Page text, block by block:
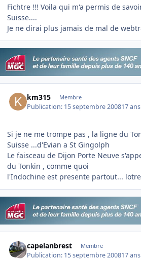
Fichtre !!! Voila qui m'a permis de
Suisse....
Je ne dirai plus jamais de mal de
km315 Membre
Publication: 15 septembre 200817 ans
Si je ne me trompe pas , la ligne du
Suisse ...d'Evian a St Gingolph
Le faisceau de Dijon Porte Neuve
du Tonkin , comme quoi
l'Indochine est presente partout...
capelanbrest Membre
Publication: 15 septembre 200817 ans